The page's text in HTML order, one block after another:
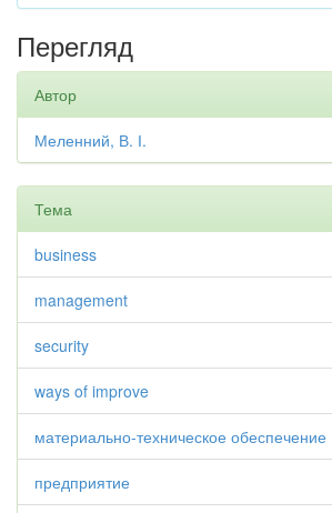
Перегляд
Автор
Меленний, В. І.
Тема
business
management
security
ways of improve
материально-техническое обеспечение
предприятие